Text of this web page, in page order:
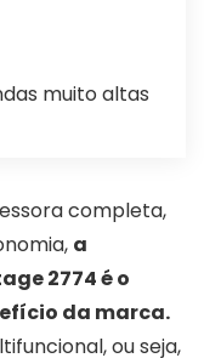
muito altas
completa,
a
2774 é o
da marca.
ou seja,